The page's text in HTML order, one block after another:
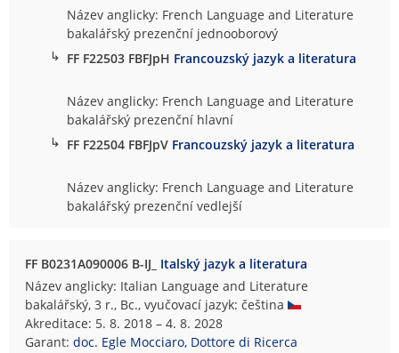
Název anglicky: French Language and Literature
bakalářský prezenční jednooborový
↳ FF F22503 FBFJpH Francouzský jazyk a literatura
Název anglicky: French Language and Literature
bakalářský prezenční hlavní
↳ FF F22504 FBFJpV Francouzský jazyk a literatura
Název anglicky: French Language and Literature
bakalářský prezenční vedlejší
FF B0231A090006 B-IJ_ Italský jazyk a literatura
Název anglicky: Italian Language and Literature
bakalářský, 3 r., Bc., vyučovací jazyk: čeština
Akreditace: 5. 8. 2018 – 4. 8. 2028
Garant:doc. Egle Mocciaro, Dottore di Ricerca